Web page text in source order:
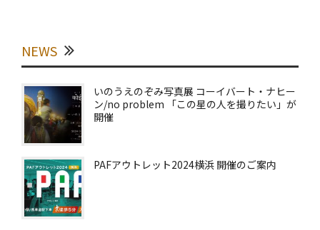
NEWS
いのうえのぞみ写真展 コーイバート・ナヒー
ン/no problem 「この星の人を撮りたい」が
開催
PAFアウトレット2024横浜 開催のご案内